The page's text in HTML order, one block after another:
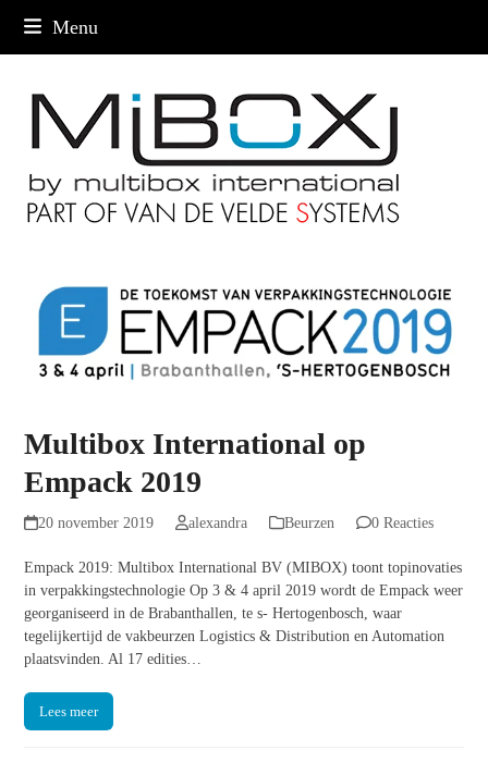
Menu
Multibox International op
Empack 2019
20 november 2019 alexandra Beurzen 0 Reacties
Empack 2019: Multibox International BV (MIBOX) toont topinovaties
in verpakkingstechnologie Op 3 & 4 april 2019 wordt de Empack weer
georganiseerd in de Brabanthallen, te s- Hertogenbosch, waar
tegelijkertijd de vakbeurzen Logistics & Distribution en Automation
plaatsvinden. Al 17 edities…
Lees meer